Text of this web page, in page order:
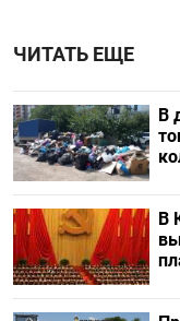
ЧИТАТЬ ЕЩЕ
В
В